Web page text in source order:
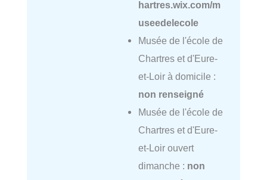
hartres.wix.com/m
useedelecole
Musée de l'école de
Chartres et d'Eure-
et-Loir à domicile :
non renseigné
Musée de l'école de
Chartres et d'Eure-
et-Loir ouvert
dimanche : non